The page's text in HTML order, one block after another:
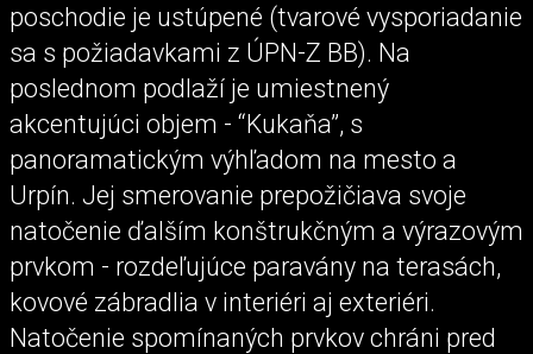
poschodie je ustúpené (tvarové vysporiadanie
sa s požiadavkami z ÚPN-Z BB). Na
poslednom podlaží je umiestnený
akcentujúci objem - “Kukaňa”, s
panoramatickým výhľadom na mesto a
Urpín. Jej smerovanie prepožičiava svoje
natočenie ďalším konštrukčným a výrazovým
prvkom - rozdeľujúce paravány na terasách,
kovové zábradlia v interiéri aj exteriéri.
Natočenie spomínaných prvkov chráni pred